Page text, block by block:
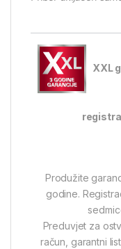
XXL
Produžite
godine.
Preduvjet za
račun, garantni